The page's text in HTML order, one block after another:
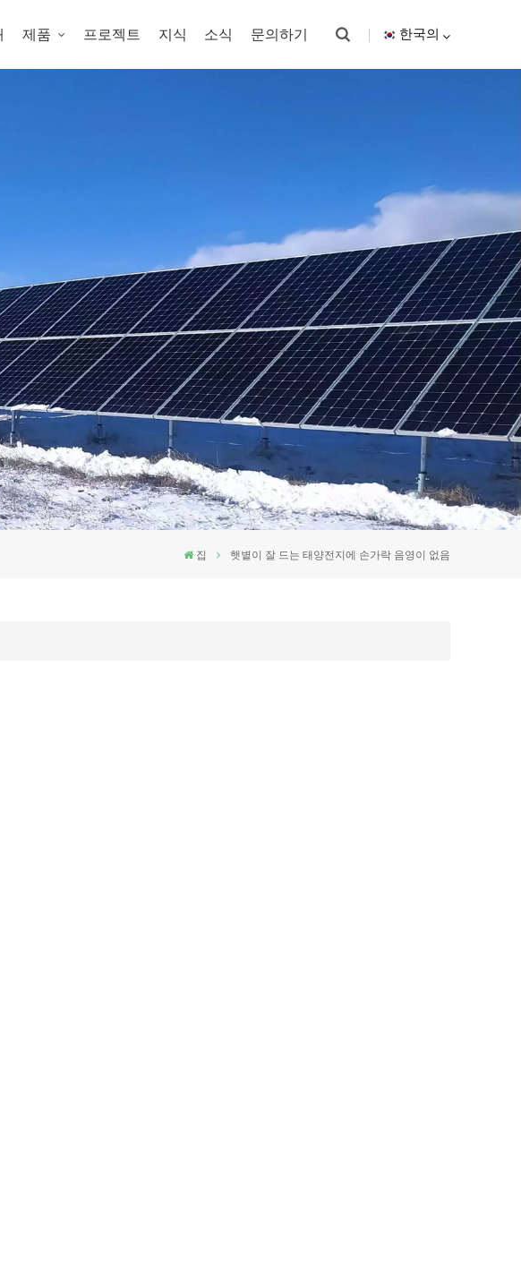
제품 프로젝트 지식 소식 문의하기 한국의
집 햇볕이 잘 드는 태양전지에 손가락 음영이 없음